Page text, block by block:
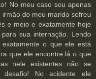
No meu caso sou apenas
do meu marido sofreu
e meio e exatamente hoje
sua internação. Lendo
o que ele está
que ele encontre lá o que
nele existentes não se
No acidente ele